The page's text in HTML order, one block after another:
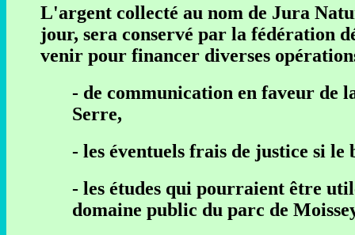
L'argent collecté au nom de Jura
jour, sera conservé par la fédération
venir pour financer diverses
- de communication en faveur de
Serre,
- les éventuels frais de justice si
- les études qui pourraient être
domaine public du parc de